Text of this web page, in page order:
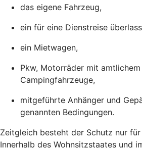
das eigene Fahrzeug,
ein für eine Dienstreise
ein Mietwagen,
Pkw, Motorräder mit amtlichem
Campingfahrzeuge,
mitgeführte Anhänger und
genannten Bedingungen.
Zeitgleich besteht der Schutz nur für
Innerhalb des Wohnsitzstaates und